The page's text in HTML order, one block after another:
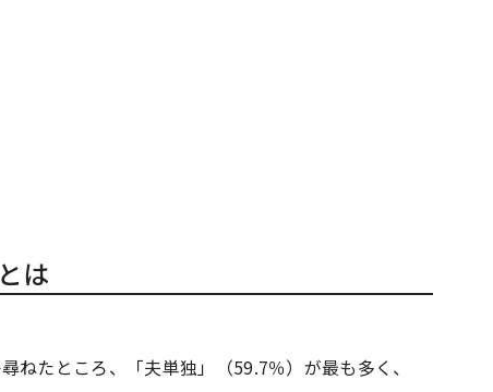
は
ねたところ、「夫単独」（59.7％）が最も多く、